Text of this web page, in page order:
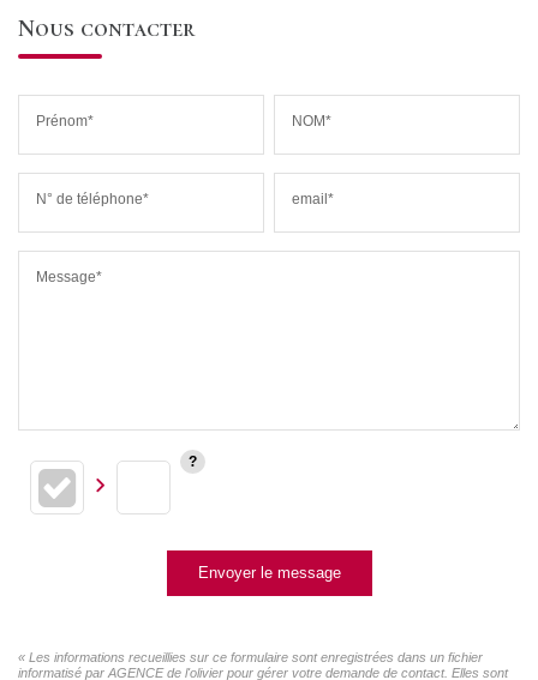
Nous contacter
Prénom* NOM*
N° de téléphone* email*
Message*
Envoyer le message
« Les informations recueillies sur ce formulaire sont enregistrées dans un fichier
informatisé par AGENCE de l'olivier pour gérer votre demande de contact. Elles sont